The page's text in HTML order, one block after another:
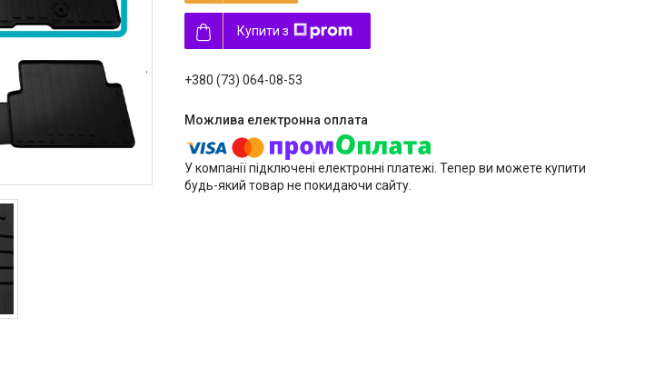
Купити з
+380 (73) 064-08-53
У компанії підключені електронні платежі. Тепер ви можете купити
будь-який товар не покидаючи сайту.